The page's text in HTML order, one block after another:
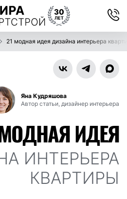
21 модная идея дизайна интерьера
Яна Кудряшова
Автор статьи, дизайнер интерьера
ИДЕЯ
ИНТЕРЬЕРА
КВАРТИРЫ